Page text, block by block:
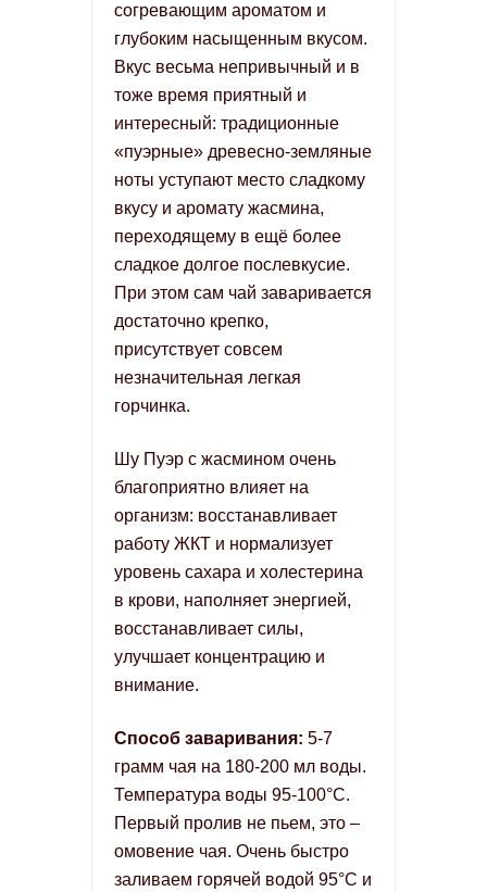
согревающим ароматом и
глубоким насыщенным вкусом.
Вкус весьма непривычный и в
тоже время приятный и
интересный: традиционные
«пуэрные» древесно-земляные
ноты уступают место сладкому
вкусу и аромату жасмина,
переходящему в ещё более
сладкое долгое послевкусие.
При этом сам чай заваривается
достаточно крепко,
присутствует совсем
незначительная легкая
горчинка.
Шу Пуэр с жасмином очень
благоприятно влияет на
организм: восстанавливает
работу ЖКТ и нормализует
уровень сахара и холестерина
в крови, наполняет энергией,
восстанавливает силы,
улучшает концентрацию и
внимание.
Способ заваривания: 5-7
грамм чая на 180-200 мл воды.
Температура воды 95-100°С.
Первый пролив не пьем, это –
омовение чая. Очень быстро
заливаем горячей водой 95°С и